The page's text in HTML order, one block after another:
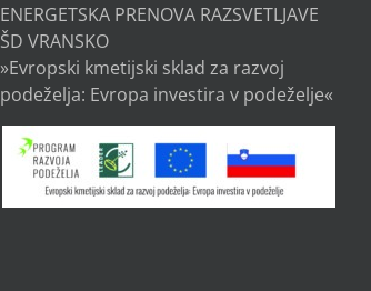
ENERGETSKA PRENOVA RAZSVETLJAVE
ŠD VRANSKO
»Evropski kmetijski sklad za razvoj
podeželja: Evropa investira v podeželje«